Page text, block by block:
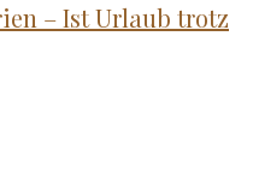
– Ist Urlaub trotz